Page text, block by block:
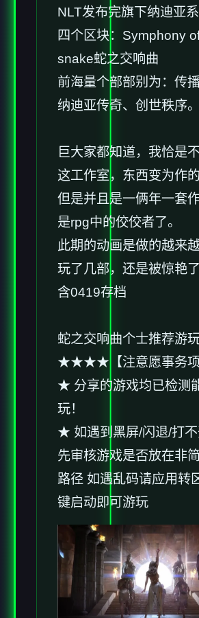
NLT发布完旗下纳迪亚
四个区块：Symphony
snake蛇之交响曲
前海量个部部别为：传播
纳迪亚传奇、创世秩序。
巨大家都知道，我恰是不
这工作室，东西变为作的
但是并且是一俩年一套
是rpg中的佼佼者了。
此期的动画是做的越来越
玩了几部，还是被惊艳
含0419存档
蛇之交响曲个士推荐游玩
★★★★【注意愿事务项
★ 分享的游戏均已检测
玩！
★ 如遇到黑屏/闪退/打
先审核游戏是否放在非
路径 如遇乱码请应用转
键启动即可游玩